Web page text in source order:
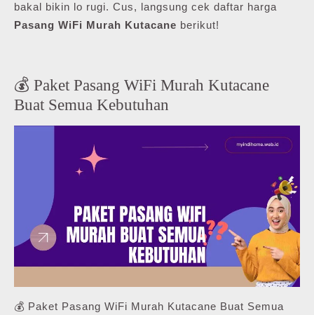
bakal bikin lo rugi. Cus, langsung cek daftar harga
Pasang WiFi Murah Kutacane berikut!
💰 Paket Pasang WiFi Murah Kutacane
Buat Semua Kebutuhan
💰 Paket Pasang WiFi Murah Kutacane Buat Semua